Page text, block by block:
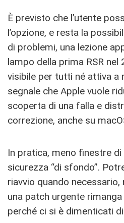
È previsto che l’utente
l’opzione, e resta la
di problemi, una lezione
lampo della prima RSR nel
visibile per tutti né attiva a
segnale che Apple vuole
scoperta di una falla e
correzione, anche su
In pratica, meno finestre
sicurezza “di sfondo”.
riavvio quando necessario,
una patch urgente
perché ci si è dimenticati